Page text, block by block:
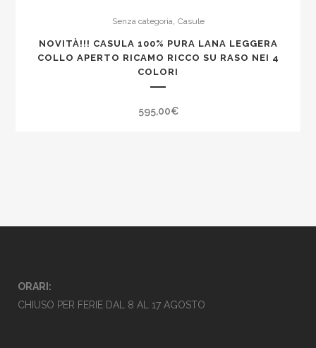
Senza categoria, Casule
NOVITÀ!!! CASULA 100% PURA LANA LEGGERA
COLLO APERTO RICAMO RICCO SU RASO NEI 4
COLORI
595,00€
ORARI:
CHIUSO PER FERIE DAL 8 AL 17 AGOSTO